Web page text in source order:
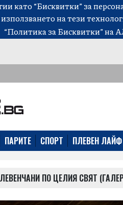
като “Бисквитки” за
на тези
“Политика за Бисквитки”на
ПАРИТЕ СПОРТ ПЛЕВЕН ЛАЙФ
ПО ЦЕЛИЯ СВЯТ